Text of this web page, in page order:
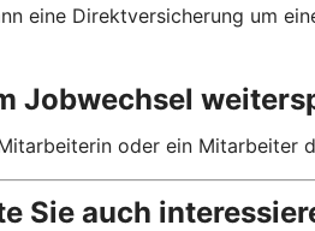
eine Direktversicherung um
Jobwechsel
oder ein Mitarbeiter
Sie auch